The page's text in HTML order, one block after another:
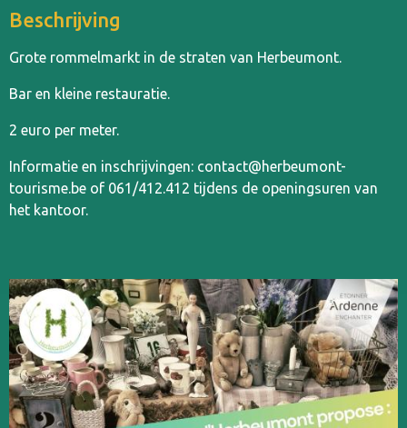
Beschrijving
Grote rommelmarkt in de straten van Herbeumont.
Bar en kleine restauratie.
2 euro per meter.
Informatie en inschrijvingen: contact@herbeumont-
tourisme.be of 061/412.412 tijdens de openingsuren van
het kantoor.